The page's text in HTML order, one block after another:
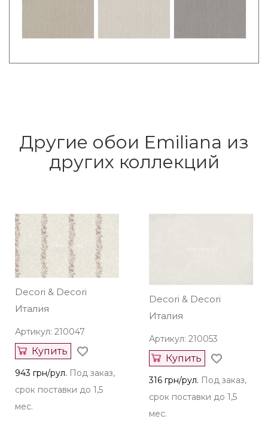
Другие обои Emiliana из
других коллекций
Decori & Decori
Италия
Артикул: 210047
Купить
943 грн/рул. Под заказ,
срок поставки до 1,5
мес.
Decori & Decori
Италия
Артикул: 210053
Купить
316 грн/рул. Под заказ,
срок поставки до 1,5
мес.